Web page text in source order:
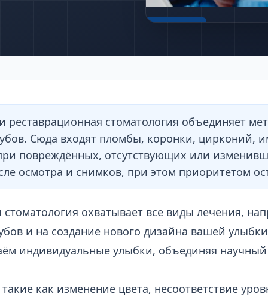
Рекомендуем
реставрационная стоматология объединяет
Сюда входят пломбы, коронки, цирконий,
повреждённых, отсутствующих или
осмотра и снимков, при этом приоритетом
стоматология охватывает все виды лечения,
и на создание нового дизайна вашей
индивидуальные улыбки, объединяя научный
как изменение цвета, несоответствие